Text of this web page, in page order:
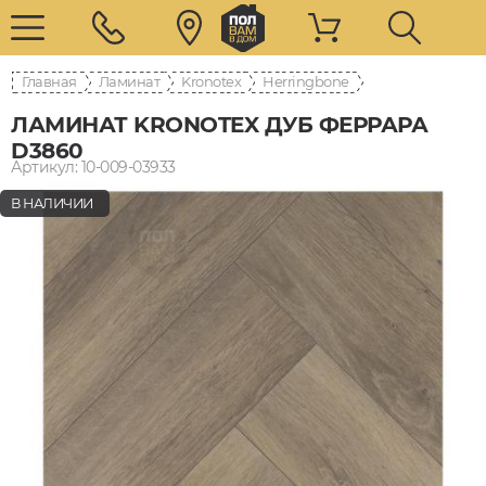
Главная Ламинат Kronotex Herringbone
ЛАМИНАТ KRONOTEX ДУБ ФЕРРАРА
D3860
Артикул: 10-009-03933
В НАЛИЧИИ